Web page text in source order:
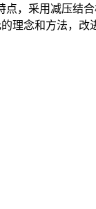
，采用减压结
理念和方法，